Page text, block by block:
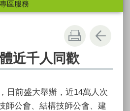
專區服務
近千人同歡
日前盛大舉辦，近14萬人次
師公會、結構技師公會、建